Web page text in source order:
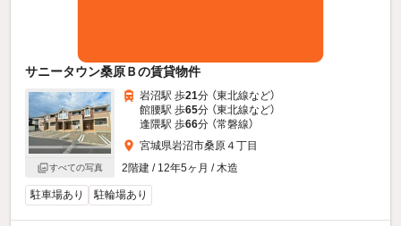
サニータウン桑原Ｂの賃貸物件
すべての写真
岩沼駅 歩21分 （東北線など）
館腰駅 歩65分 （東北線など）
逢隈駅 歩66分 （常磐線）
宮城県岩沼市桑原４丁目
2階建 / 12年5ヶ月 / 木造
駐車場あり 駐輪場あり